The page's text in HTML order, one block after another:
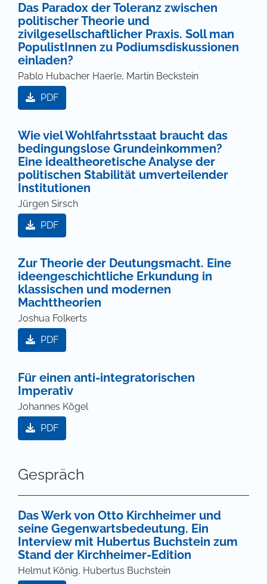
Das Paradox der Toleranz zwischen
politischer Theorie und
zivilgesellschaftlicher Praxis. Soll man
PopulistInnen zu Podiumsdiskussionen
einladen?
Pablo Hubacher Haerle, Martin Beckstein
PDF
Wie viel Wohlfahrtsstaat braucht das
bedingungslose Grundeinkommen?
Eine idealtheoretische Analyse der
politischen Stabilität umverteilender
Institutionen
Jürgen Sirsch
PDF
Zur Theorie der Deutungsmacht. Eine
ideengeschichtliche Erkundung in
klassischen und modernen
Machttheorien
Joshua Folkerts
PDF
Für einen anti-integratorischen
Imperativ
Johannes Kögel
PDF
Gespräch
Das Werk von Otto Kirchheimer und
seine Gegenwartsbedeutung. Ein
Interview mit Hubertus Buchstein zum
Stand der Kirchheimer-Edition
Helmut König, Hubertus Buchstein